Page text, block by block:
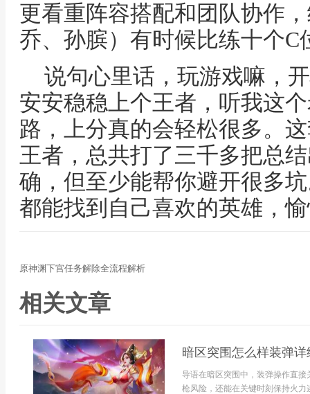
更看重阵容搭配和团队协作
乔、孙膑）有时候比练十个C
说句心里话，玩游戏嘛，
安安稳稳上个王者，听我这
路，上分真的会轻松很多。
王者，总共打了三千多把总
确，但至少能帮你避开很多
都能找到自己喜欢的英雄，
原神渊下宫任务解除全流程解析
相关文章
暗区突围怎么样装弹详
导语在暗区突围中，装弹操作直
枪风险，还能在关键时刻保持火